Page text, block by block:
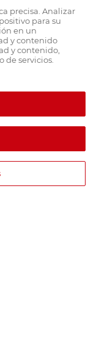
precisa. Analizar
para su
en un
y contenido
y contenido,
de servicios.